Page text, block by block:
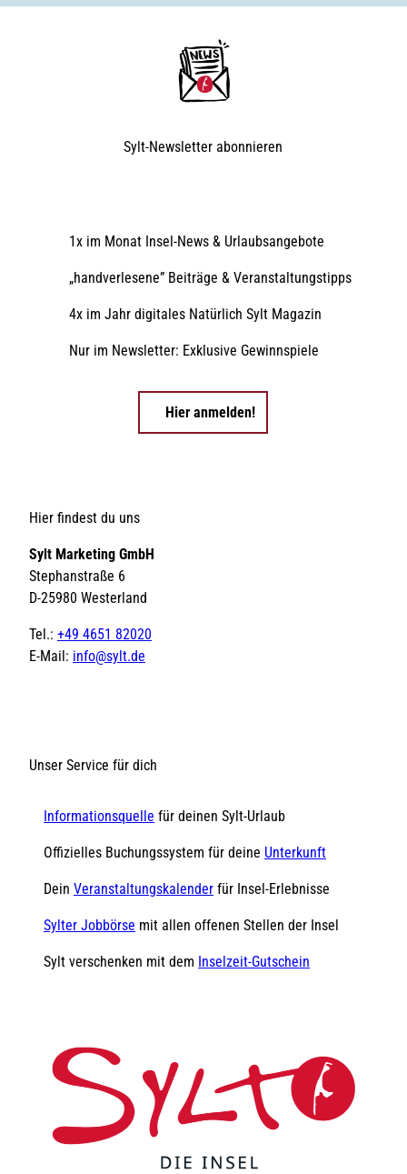
Sylt-Newsletter abonnieren
1x im Monat Insel-News & Urlaubsangebote
„handverlesene” Beiträge & Veranstaltungstipps
4x im Jahr digitales Natürlich Sylt Magazin
Nur im Newsletter: Exklusive Gewinnspiele
Hier anmelden!
Hier findest du uns
Sylt Marketing GmbH
Stephanstraße 6
D-25980 Westerland
Tel.: +49 4651 82020
E-Mail: info@sylt.de
Unser Service für dich
Informationsquelle für deinen Sylt-Urlaub
Offizielles Buchungssystem für deine Unterkunft
Dein Veranstaltungskalender für Insel-Erlebnisse
Sylter Jobbörse mit allen offenen Stellen der Insel
Sylt verschenken mit dem Inselzeit-Gutschein